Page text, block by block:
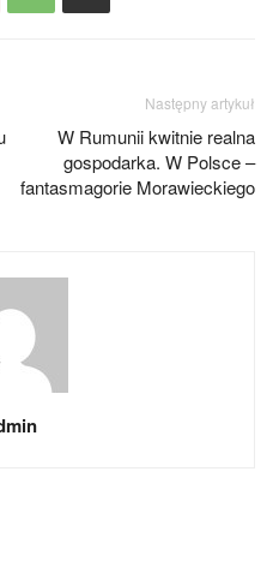
Następny artykuł
W Rumunii kwitnie realna
gospodarka. W Polsce –
fantasmagorie Morawieckiego